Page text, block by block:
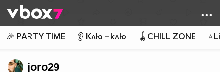
👾
🎉 PARTY TIME 👂 Клю – клю 🪀CHILL ZONE
joro29